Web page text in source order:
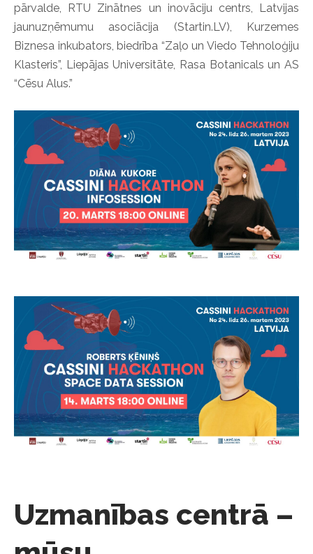
pārvalde, RTU Zinātnes un inovāciju centrs, Latvijas
jaunuzņēmumu asociācija (Startin.LV), Kurzemes
Biznesa inkubators, biedrība “Zaļo un Viedo Tehnoloģiju
Klasteris”, Liepājas Universitāte, Rasa Botanicals un AS
“Cēsu Alus.”
Uzmanības centrā –